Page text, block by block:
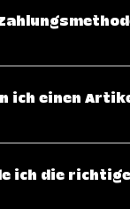
Express), PayPal
verarbeitet.
ich einen
deinem Kauf
oder
in der
ich die